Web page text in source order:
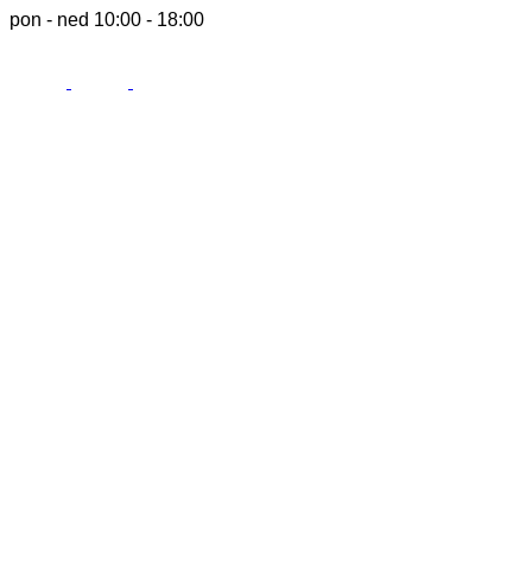
pon - ned 10:00 - 18:00